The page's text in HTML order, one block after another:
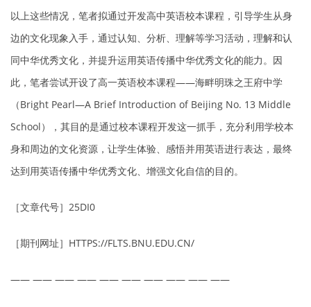
以上这些情况，笔者拟通过开发高中英语校本课程，引导学生从身
边的文化现象入手，通过认知、分析、理解等学习活动，理解和认
同中华优秀文化，并提升运用英语传播中华优秀文化的能力。因
此，笔者尝试开设了高一英语校本课程——海畔明珠之王府中学
（Bright Pearl—A Brief Introduction of Beijing No. 13 Middle
School），其目的是通过校本课程开发这一抓手，充分利用学校本
身和周边的文化资源，让学生体验、感悟并用英语进行表达，最终
达到用英语传播中华优秀文化、增强文化自信的目的。
［文章代号］25DI0
［期刊网址］HTTPS://FLTS.BNU.EDU.CN/
—— —— —— —— —— —— —— —— —— ——